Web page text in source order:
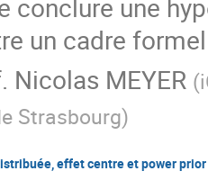
conclure une
un cadre
Nicolas MEYER (
Strasbourg)
effet centre et power prior